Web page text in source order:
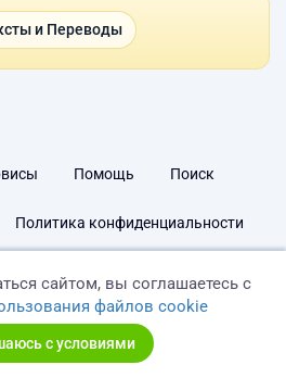
и Переводы
Помощь Поиск
Политика конфиденциальности
сайтом, вы соглашаетесь с
файлов cookie
с условиями